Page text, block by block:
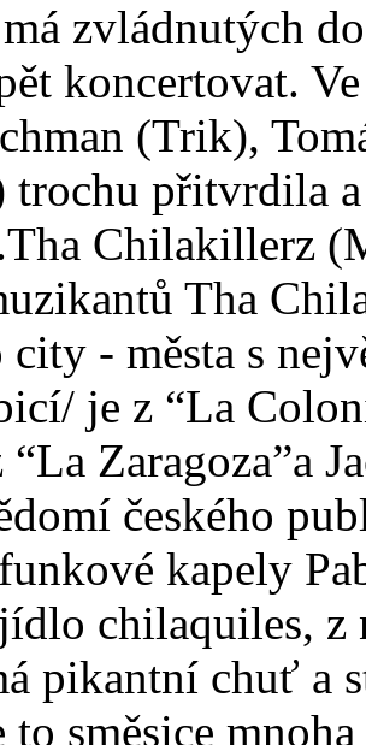
má zvládnutých
koncertovat.
(Trik),
trochu přitvrdila
Tha Chilakillerz
Tha
- města s
je z “La
Zaragoza”a
českého
kapely
chilaquiles, z
pikantní chuť a
to směsice